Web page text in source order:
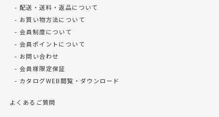
配送・送料・返品について
お買い物方法について
会員制度について
会員ポイントについて
お問い合わせ
会員様限定保証
カタログWEB閲覧・ダウンロード
よくあるご質問